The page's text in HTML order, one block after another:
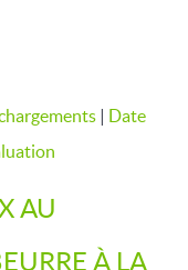
| Date
AU
À LA